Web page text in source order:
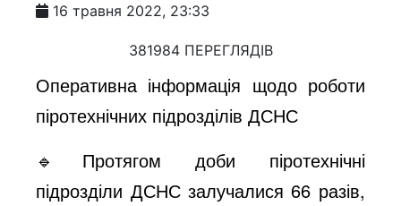
16 травня 2022, 23:33
381984 ПЕРЕГЛЯДІВ
Оперативна інформація щодо роботи
піротехнічних підрозділів ДСНС
🔹Протягом доби піротехнічні
підрозділи ДСНС залучалися 66 разів,